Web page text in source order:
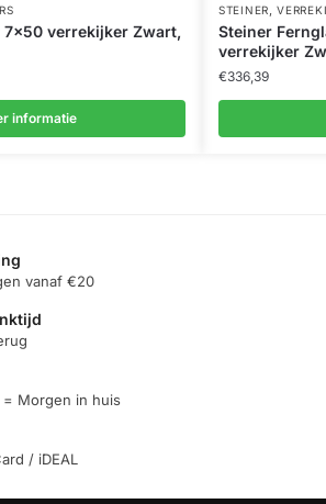
verrekijker Zwart,
informatie
STEINER ,
Steiner
verrekijker
€336,39
vanaf €20
= Morgen in huis
/ iDEAL